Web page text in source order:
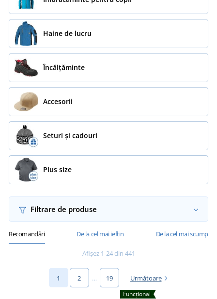
Haine de lucru
Încălţăminte
Accesorii
Seturi și cadouri
Plus size
Filtrare de produse
Recomandări De la cel mai ieftin De la cel mai scump
Afișez 1-24 din 441
1 2 … 19 Următoare
Funcțional